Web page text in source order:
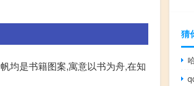
均是书籍图案,寓意以书为舟,在知
猜